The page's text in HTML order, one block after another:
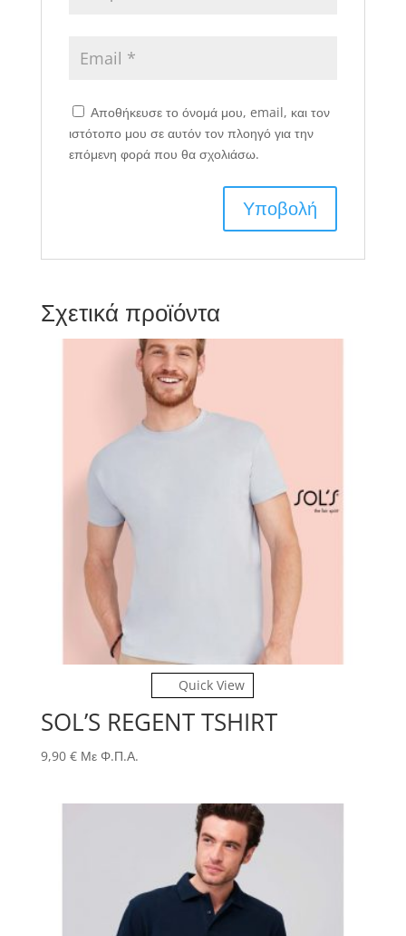
Αποθήκευσε το όνομά μου, email, και τον
ιστότοπο μου σε αυτόν τον πλοηγό για την
επόμενη φορά που θα σχολιάσω.
Σχετικά προϊόντα
Quick View
SOL’S REGENT TSHIRT
9,90 € Με Φ.Π.Α.